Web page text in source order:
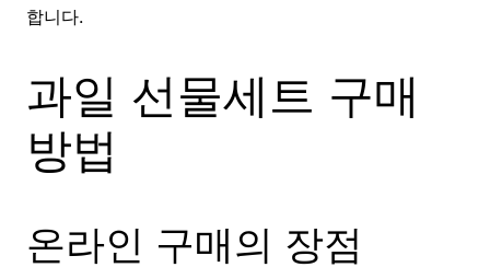
합니다.
과일 선물세트 구매
방법
온라인 구매의 장점